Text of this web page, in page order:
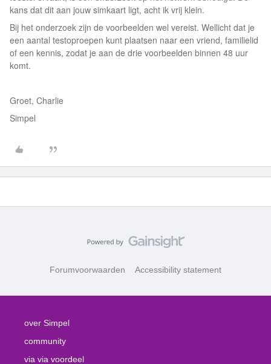
kans dat dit aan jouw simkaart ligt, acht ik vrij klein.
Bij het onderzoek zijn de voorbeelden wel vereist. Wellicht dat je
een aantal testoproepen kunt plaatsen naar een vriend, familielid
of een kennis, zodat je aan de drie voorbeelden binnen 48 uur
komt.
Groet, Charlie
Simpel
Forumvoorwaarden Accessibility statement
over Simpel
community
via via voordeel